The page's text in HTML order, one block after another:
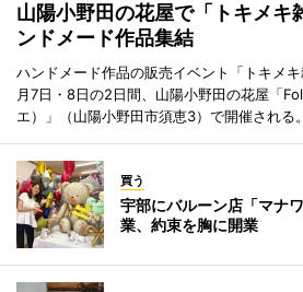
山陽小野田の花屋で「トキメ
ンドメード作品集結
ハンドメード作品の販売イベント「トキメ
月7日・8日の2日間、山陽小野田の花屋「
エ）」（山陽小野田市須恵3）で開催される。
買う
宇部にバルーン店「マナ
業、約束を胸に開業